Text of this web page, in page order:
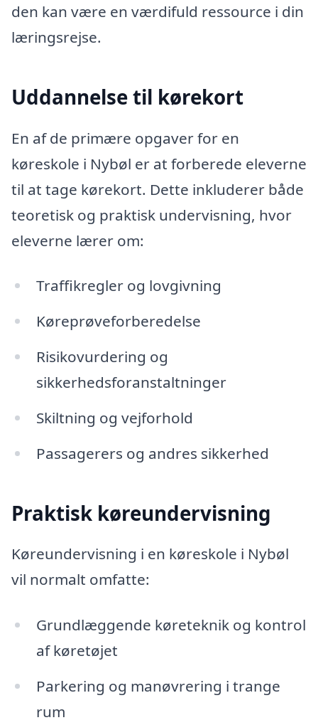
den kan være en værdifuld ressource i din
læringsrejse.
Uddannelse til kørekort
En af de primære opgaver for en
køreskole i Nybøl er at forberede eleverne
til at tage kørekort. Dette inkluderer både
teoretisk og praktisk undervisning, hvor
eleverne lærer om:
Traffikregler og lovgivning
Køreprøveforberedelse
Risikovurdering og
sikkerhedsforanstaltninger
Skiltning og vejforhold
Passagerers og andres sikkerhed
Praktisk køreundervisning
Køreundervisning i en køreskole i Nybøl
vil normalt omfatte:
Grundlæggende køreteknik og kontrol
af køretøjet
Parkering og manøvrering i trange
rum